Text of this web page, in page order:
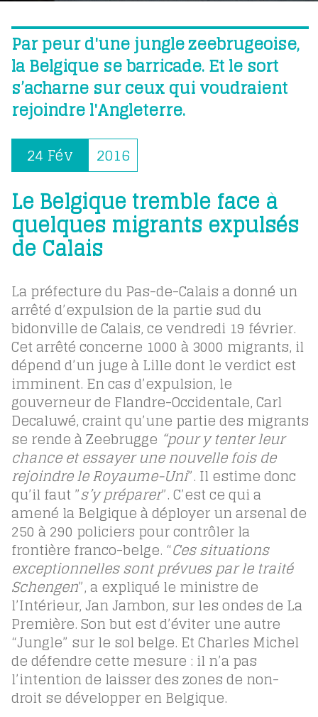
Par peur d'une jungle zeebrugeoise,
la Belgique se barricade. Et le sort
s’acharne sur ceux qui voudraient
rejoindre l'Angleterre.
24 Fév 2016
Le Belgique tremble face à
quelques migrants expulsés
de Calais
La préfecture du Pas-de-Calais a donné un
arrêté d’expulsion de la partie sud du
bidonville de Calais, ce vendredi 19 février.
Cet arrêté concerne 1000 à 3000 migrants, il
dépend d’un juge à Lille dont le verdict est
imminent. En cas d’expulsion, le
gouverneur de Flandre-Occidentale, Carl
Decaluwé, craint qu’une partie des migrants
se rende à Zeebrugge “pour y tenter leur
chance et essayer une nouvelle fois de
rejoindre le Royaume-Uni”. Il estime donc
qu’il faut ”s’y préparer”. C’est ce qui a
amené la Belgique à déployer un arsenal de
250 à 290 policiers pour contrôler la
frontière franco-belge. “Ces situations
exceptionnelles sont prévues par le traité
Schengen”, a expliqué le ministre de
l’Intérieur, Jan Jambon, sur les ondes de La
Première. Son but est d’éviter une autre
“Jungle” sur le sol belge. Et Charles Michel
de défendre cette mesure : il n’a pas
l’intention de laisser des zones de non-
droit se développer en Belgique.